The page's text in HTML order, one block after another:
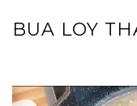
BUA LOY